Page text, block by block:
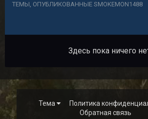
ТЕМЫ, ОПУБЛИКОВАННЫЕ SMOKEMON1488
Здесь пока ничего
Тема
Политика
Обратная связь